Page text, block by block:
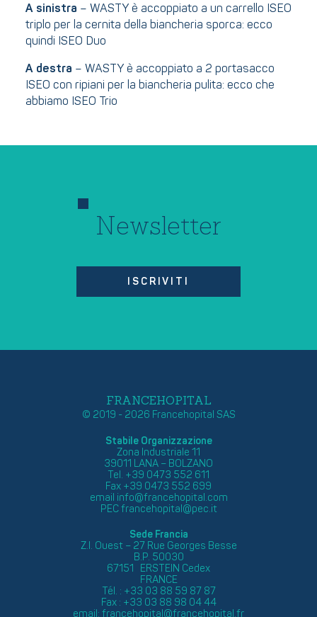
A sinistra – WASTY è accoppiato a un carrello ISEO
triplo per la cernita della biancheria sporca: ecco
quindi ISEO Duo
A destra – WASTY è accoppiato a 2 portasacco
ISEO con ripiani per la biancheria pulita: ecco che
abbiamo ISEO Trio
Newsletter
ISCRIVITI
FRANCEHOPITAL
© 2019 - 2026 Francehopital SAS
Stabile Organizzazione
Zona Industriale 11
39011 LANA – BOLZANO
Tel. +39 0473 552 611
Fax +39 0473 552 699
email info@francehopital.com
PECfrancehopital@pec.it
Sede Francia
Z.I. Ouest – 27 Rue Georges Besse
B.P. 50030
67151 ERSTEIN Cedex
FRANCE
Tél. : +33 03 88 59 87 87
Fax : +33 03 88 98 04 44
email: francehopital@francehopital.fr